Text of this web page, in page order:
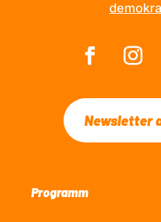
Newsletter
Programm